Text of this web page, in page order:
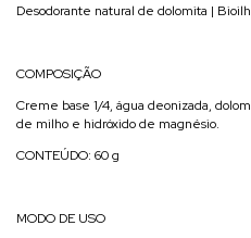
Desodorante natural de dolomita |
COMPOSIÇÃO
Creme base 1/4, água deonizada,
de milho e hidróxido de magnésio.
CONTEÚDO: 60 g
MODO DE USO